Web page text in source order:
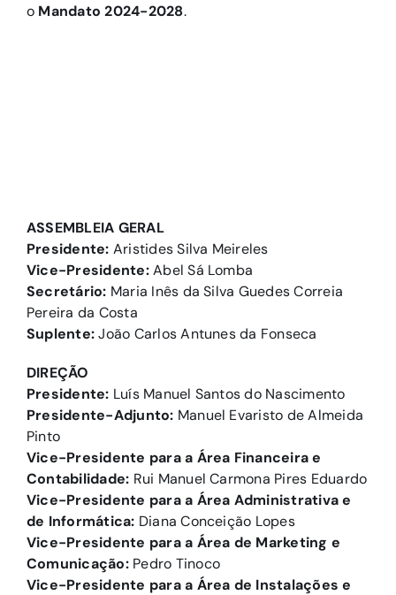
o Mandato 2024-2028.
ASSEMBLEIA GERAL
Presidente: Aristides Silva Meireles
Vice-Presidente:Abel Sá Lomba
Secretário: Maria Inês da Silva Guedes Correia
Pereira da Costa
Suplente:João Carlos Antunes da Fonseca
DIREÇÃO
Presidente: Luís Manuel Santos do Nascimento
Presidente-Adjunto: Manuel Evaristo de Almeida
Pinto
Vice-Presidente para a Área Financeira e
Contabilidade: Rui Manuel Carmona Pires Eduardo
Vice-Presidente para a Área Administrativa e
de Informática: Diana Conceição Lopes
Vice-Presidente para a Área de Marketing e
Comunicação:Pedro Tinoco
Vice-Presidente para a Área de Instalações e